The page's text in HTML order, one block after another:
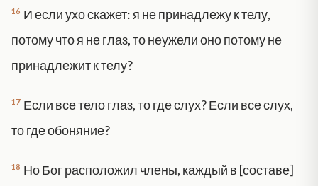
16 И если ухо скажет: я не принадлежу к телу,
потому что я не глаз, то неужели оно потому не
принадлежит к телу?
17 Если все тело глаз, то где слух? Если все слух,
то где обоняние?
18 Но Бог расположил члены, каждый в [составе]